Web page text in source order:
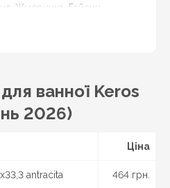
Жмеринка, Гайсин,
Волинський,
ванної Keros
2026)
Ціна
antracita 464 грн.